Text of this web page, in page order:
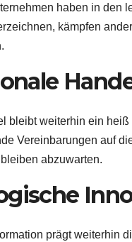
haben in den
kämpfen
bleibt weiterhin ein
Vereinbarungen auf
abzuwarten.
prägt weiterhin